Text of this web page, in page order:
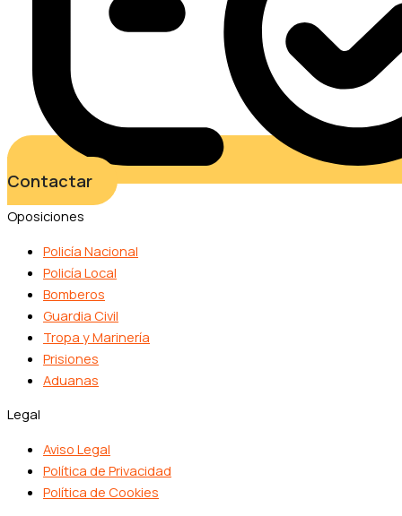
Contactar
Oposiciones
Policía Nacional
Policía Local
Bomberos
Guardia Civil
Tropa y Marinería
Prisiones
Aduanas
Legal
Aviso Legal
Política de Privacidad
Política de Cookies